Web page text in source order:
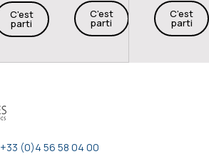
C'est
parti
C'est
parti
C'est
parti
+33 (0)4 56 58 04 00